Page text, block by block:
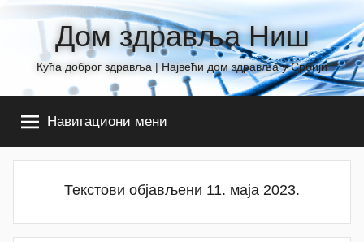
content
Дом здравља Ниш
Кућа доброг здравља | Највећи дом здравља у Србији
Навигациони мени
Текстови објављени 11. маја 2023.